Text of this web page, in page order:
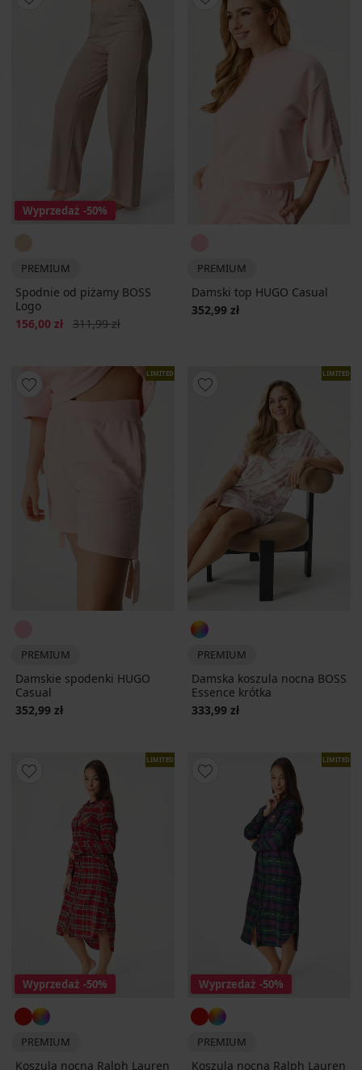
Wyprzedaż -50%
PREMIUM
Spodnie od piżamy BOSS
Logo
Zniżka
156,00 zł Pierwotna cena
311,99 zł
PREMIUM
Damski top HUGO Casual
352,99 zł
LIMITED
PREMIUM
Damskie spodenki HUGO
Casual
352,99 zł
LIMITED
PREMIUM
Damska koszula nocna BOSS
Essence krótka
333,99 zł
LIMITED
Wyprzedaż -50%
PREMIUM
Koszula nocna Ralph Lauren
LIMITED
Wyprzedaż -50%
PREMIUM
Koszula nocna Ralph Lauren